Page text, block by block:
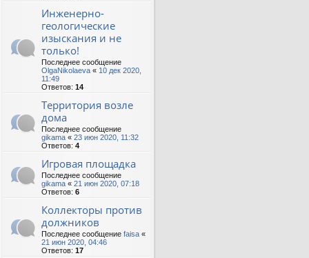
Инженерно-
геологические
изыскания и не
только!
Последнее сообщение
OlgaNikolaeva « 10 дек 2020,
11:49
Ответов: 14
Территория возле
дома
Последнее сообщение
gikama « 23 июн 2020, 11:32
Ответов: 4
Игровая площадка
Последнее сообщение
gikama « 21 июн 2020, 07:18
Ответов: 6
Коллекторы против
должников
Последнее сообщение faisa «
21 июн 2020, 04:46
Ответов: 17